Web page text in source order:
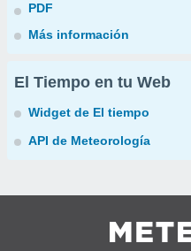
PDF
Más información
El Tiempo en tu Web
Widget de El tiempo
API de Meteorología